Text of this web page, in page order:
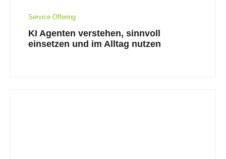
Service Offering
KI Agenten verstehen, sinnvoll
einsetzen und im Alltag nutzen